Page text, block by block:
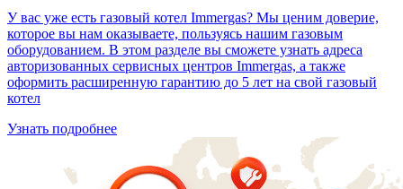
У вас уже есть газовый котел Immergas? Мы ценим доверие,
которое вы нам оказываете, пользуясь нашим газовым
оборудованием. В этом разделе вы сможете узнать адреса
авторизованных сервисных центров Immergas, а также
оформить расширенную гарантию до 5 лет на свой газовый
котел
Узнать подробнее